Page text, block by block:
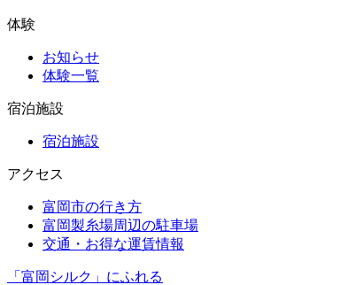
体験
お知らせ
体験一覧
宿泊施設
宿泊施設
アクセス
富岡市の行き方
富岡製糸場周辺の駐車場
交通・お得な運賃情報
「富岡シルク」にふれる